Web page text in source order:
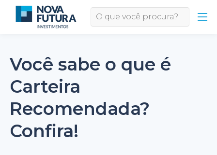
Você sabe o que é
Carteira
Recomendada?
Confira!